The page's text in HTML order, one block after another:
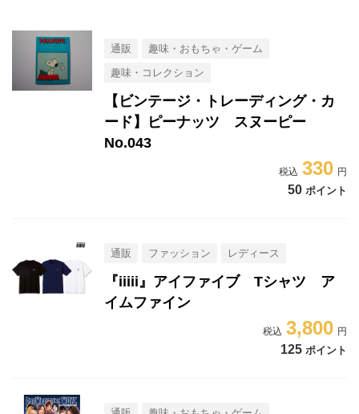
通販
趣味・おもちゃ・ゲーム
趣味・コレクション
【ビンテージ・トレーディング・カ
ード】ピーナッツ スヌーピー
No.043
330
50 ポイント
通販 ファッション レディース
『iiiii』アイファイブ Tシャツ ア
イムファイン
3,800
125 ポイント